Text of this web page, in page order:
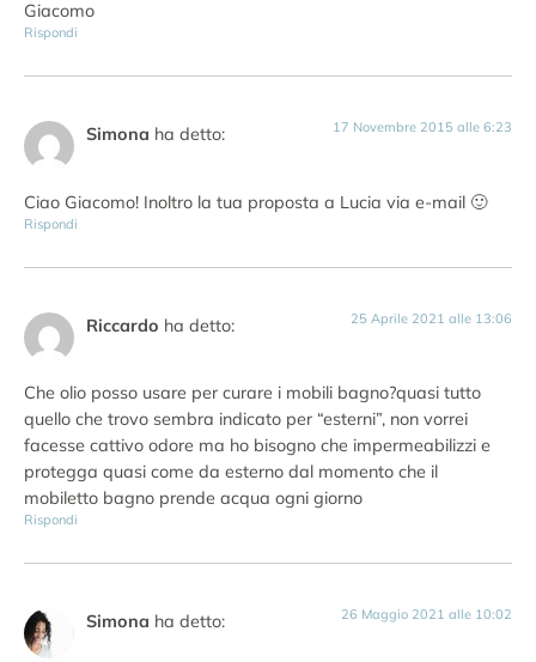
Giacomo
Rispondi
Simona ha detto: 17 Novembre 2015 alle 6:23
Ciao Giacomo! Inoltro la tua proposta a Lucia via e-mail 🙂
Rispondi
Riccardo ha detto: 25 Aprile 2021 alle 13:06
Che olio posso usare per curare i mobili bagno?quasi tutto
quello che trovo sembra indicato per “esterni”, non vorrei
facesse cattivo odore ma ho bisogno che impermeabilizzi e
protegga quasi come da esterno dal momento che il
mobiletto bagno prende acqua ogni giorno
Rispondi
Simona ha detto: 26 Maggio 2021 alle 10:02